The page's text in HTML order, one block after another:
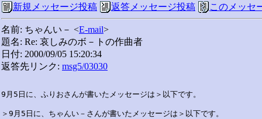
新規メッセージ投稿 返答メッセージ投稿 このメッセ
名前: ちゃんい－ <E-mail>
題名: Re: 哀しみのボ－トの作曲者
日付: 2000/09/05 15:20:34
返答先リンク: msg5/03030
9月5日に、ふりおさんが書いたメッセージは＞以下です。
＞9月5日に、ちゃんい－さんが書いたメッセージは＞以下です。